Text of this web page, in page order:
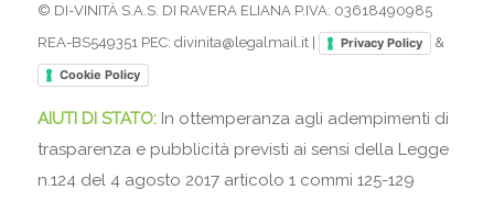
© DI-VINITÀ S.A.S. DI RAVERA ELIANA P.IVA: 03618490985
REA-BS549351 PEC: divinita@legalmail.it |
Privacy Policy &
Cookie Policy
AIUTI DI STATO: In ottemperanza agli adempimenti di
trasparenza e pubblicità previsti ai sensi della Legge
n.124 del 4 agosto 2017 articolo 1 commi 125-129